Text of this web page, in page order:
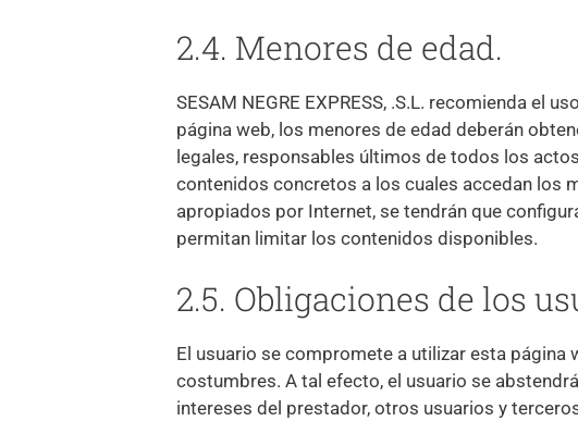
2.4. Menores de edad.
SESAM NEGRE EXPRESS, .S.L. recomienda el
página web, los menores de edad deberán
legales, responsables últimos de todos los
contenidos concretos a los cuales accedan los
apropiados por Internet, se tendrán que
permitan limitar los contenidos disponibles.
2.5. Obligaciones de los
El usuario se compromete a utilizar esta página
costumbres. A tal efecto, el usuario se
intereses del prestador, otros usuarios y